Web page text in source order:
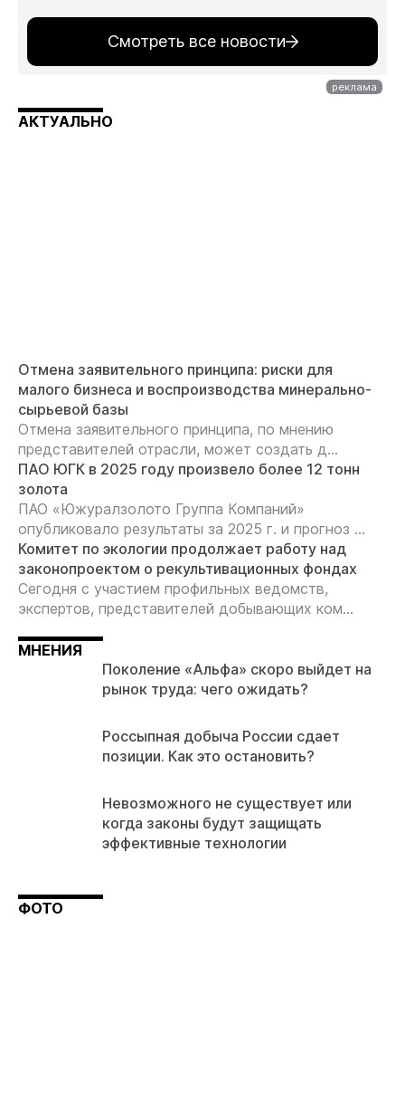
Смотреть все новости
АКТУАЛЬНО
Отмена заявительного принципа: риски для
малого бизнеса и воспроизводства минерально-
сырьевой базы
Отмена заявительного принципа, по мнению
представителей отрасли, может создать д...
ПАО ЮГК в 2025 году произвело более 12 тонн
золота
ПАО «Южуралзолото Группа Компаний»
опубликовало результаты за 2025 г. и прогноз ...
Комитет по экологии продолжает работу над
законопроектом о рекультивационных фондах
Сегодня с участием профильных ведомств,
экспертов, представителей добывающих ком...
МНЕНИЯ
Поколение «Альфа» скоро выйдет на
рынок труда: чего ожидать?
Россыпная добыча России сдает
позиции. Как это остановить?
Невозможного не существует или
когда законы будут защищать
эффективные технологии
ФОТО